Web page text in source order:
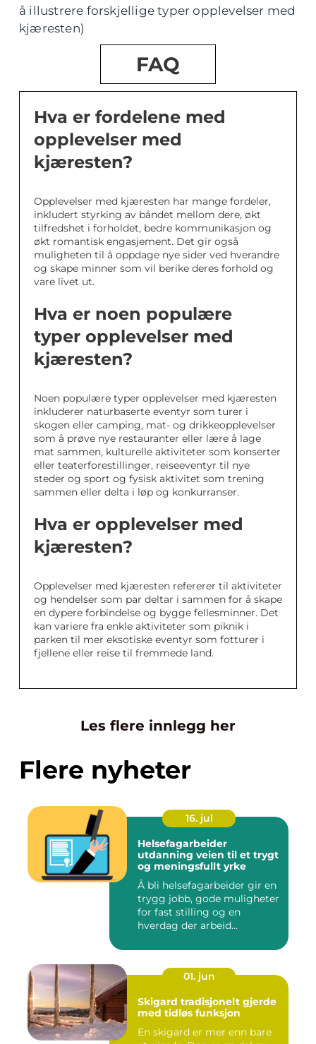
å illustrere forskjellige typer opplevelser med
kjæresten)
FAQ
Hva er fordelene med
opplevelser med
kjæresten?
Opplevelser med kjæresten har mange fordeler,
inkludert styrking av båndet mellom dere, økt
tilfredshet i forholdet, bedre kommunikasjon og
økt romantisk engasjement. Det gir også
muligheten til å oppdage nye sider ved hverandre
og skape minner som vil berike deres forhold og
vare livet ut.
Hva er noen populære
typer opplevelser med
kjæresten?
Noen populære typer opplevelser med kjæresten
inkluderer naturbaserte eventyr som turer i
skogen eller camping, mat- og drikkeopplevelser
som å prøve nye restauranter eller lære å lage
mat sammen, kulturelle aktiviteter som konserter
eller teaterforestillinger, reiseeventyr til nye
steder og sport og fysisk aktivitet som trening
sammen eller delta i løp og konkurranser.
Hva er opplevelser med
kjæresten?
Opplevelser med kjæresten refererer til aktiviteter
og hendelser som par deltar i sammen for å skape
en dypere forbindelse og bygge fellesminner. Det
kan variere fra enkle aktiviteter som piknik i
parken til mer eksotiske eventyr som fotturer i
fjellene eller reise til fremmede land.
Les flere innlegg her
Flere nyheter
16. jul
Helsefagarbeider
utdanning veien til et trygt
og meningsfullt yrke
Å bli helsefagarbeider gir en
trygg jobb, gode muligheter
for fast stilling og en
hverdag der arbeid...
01. jun
Skigard tradisjonelt gjerde
med tidløs funksjon
En skigard er mer enn bare